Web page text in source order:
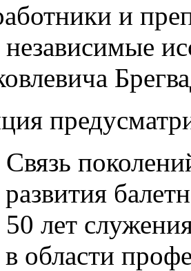
и
развития
лет
в области